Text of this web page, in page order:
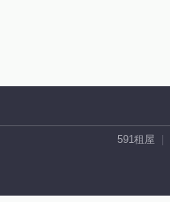
591租屋